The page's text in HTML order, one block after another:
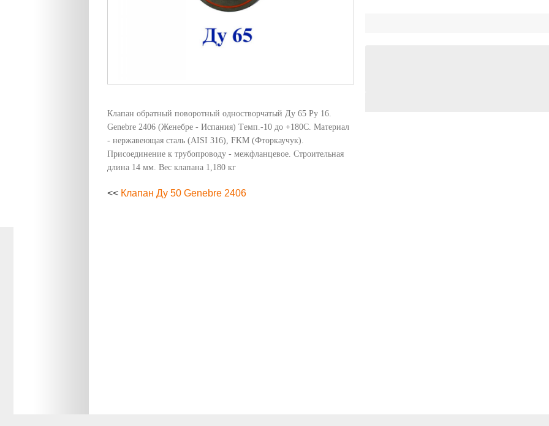
Клапан обратный поворотный одностворчатый Ду 65 Pу 16.
Genebre 2406 (Женебре - Испания) Tемп.-10 до +180C. Материал
- нержавеющая сталь (AISI 316), FKM (Фторкаучук).
Присоединение к трубопроводу - межфланцевое. Строительная
длина 14 мм. Вес клапана 1,180 кг
<< Клапан Ду 50 Genebre 2406